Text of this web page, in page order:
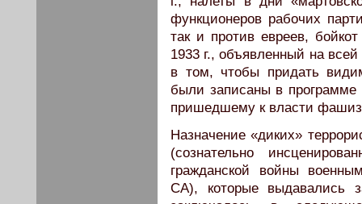
функционеров рабочих
так и против евреев,
1933 г., объявленный на
в том, чтобы придать
были записаны в программе
пришедшему к власти
Назначение «диких»
(сознательно
гражданской войны
CA), которые выдавались